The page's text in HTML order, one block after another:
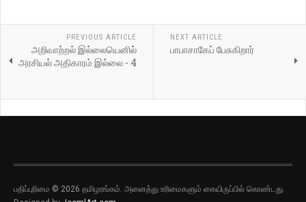
PREVIOUS ARTICLE
அறிவாற்றல் இல்லையெனில்
அரசியல் அதிகாரம் இல்லை - 4
NEXT ARTICLE
பாபாசாகேப் பேசுகிறார்
பதிப்புரிமை © 2026 தமிழரங்கம். அனைத்து உரிமைகளும் கையிருப்பில் கொண்டது.